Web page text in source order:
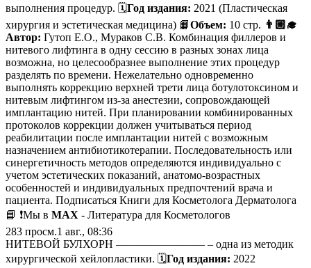
выполнения процедур. 🗓Год издания: 2021 (Пластическая
хирургия и эстетическая медицина) 📙Объем: 10 стр. 👨🏼‍🎓
Автор: Гутоп Е.О., Мураков С.В. Комбинация филлеров и
нитевого лифтинга в одну сессию в разных зонах лица
возможна, но целесообразнее выполнение этих процедур
разделять по времени. Нежелательно одновременно
выполнять коррекцию верхней трети лица ботулотоксином и
нитевым лифтингом из-за анестезии, сопровождающей
имплантацию нитей. При планировании комбинированных
протоколов коррекции должен учитываться период
реабилитации после имплантации нитей с возможным
назначением антибиотикотерапии. Последовательность или
синергетичность методов определяются индивидуально с
учетом эстетических показаний, анатомо-возрастных
особенностей и индивидуальных предпочтений врача и
пациента. Подписаться Книги для Косметолога Дерматолога
📘 ❗️Мы в MAX - Литература для Косметологов
283 просм.1 авг., 08:36
НИТЕВОЙ БУЛХОРН ———————— – одна из методик
хирургической хейлопластики. 🗓Год издания: 2022